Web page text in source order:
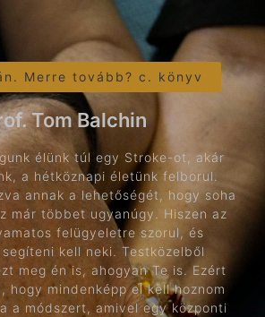
Merre tovább? c. könyv
Tom Balchin
élünk túl egy Stroke-ot, akár
a hétköznapi életünk felborul.
annak a lehetőségét, hogy soha
már többet ugyanúgy. Hiszen az
felügyeletre szorul, és
kell neki. Testközelből
meg én is, ahogyan Te is. Ezért
hogy mindenképp el kell hoznom
a módszert, amivel egy központi